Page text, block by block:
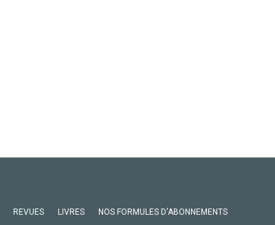
REVUES LIVRES NOS FORMULES D'ABONNEMENTS